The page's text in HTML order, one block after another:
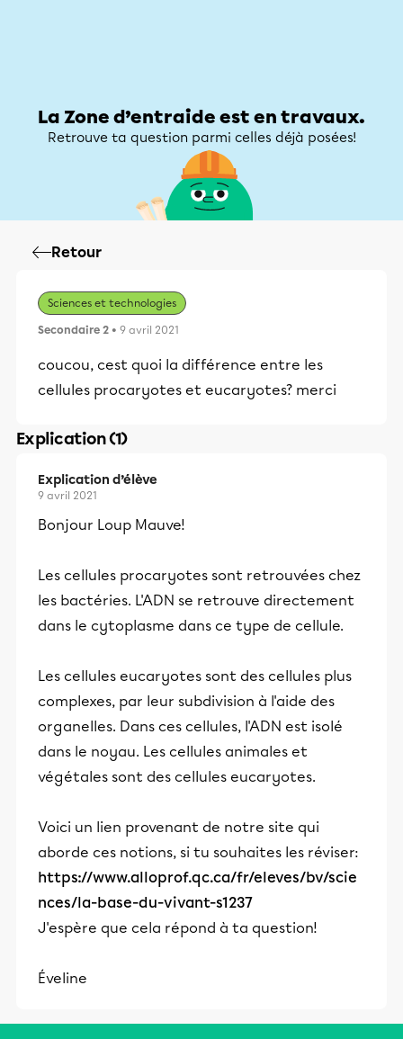
La Zone d’entraide est en travaux.
Retrouve ta question parmi celles déjà posées!
Retour
Sciences et technologies
Secondaire 2 • 9 avril 2021
coucou, cest quoi la différence entre les
cellules procaryotes et eucaryotes? merci
Explication (1)
Explication d’élève
9 avril 2021
Bonjour Loup Mauve!
Les cellules procaryotes sont retrouvées chez
les bactéries. L'ADN se retrouve directement
dans le cytoplasme dans ce type de cellule.
Les cellules eucaryotes sont des cellules plus
complexes, par leur subdivision à l'aide des
organelles. Dans ces cellules, l'ADN est isolé
dans le noyau. Les cellules animales et
végétales sont des cellules eucaryotes.
Voici un lien provenant de notre site qui
aborde ces notions, si tu souhaites les réviser:
https://www.alloprof.qc.ca/fr/eleves/bv/scie
nces/la-base-du-vivant-s1237
J'espère que cela répond à ta question!
Éveline